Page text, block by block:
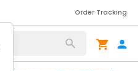
Order Tracking